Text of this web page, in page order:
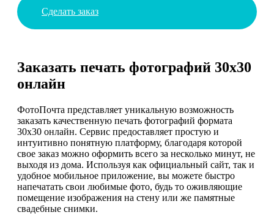
Сделать заказ
Заказать печать фотографий 30х30
онлайн
ФотоПочта представляет уникальную возможность
заказать качественную печать фотографий формата
30х30 онлайн. Сервис предоставляет простую и
интуитивно понятную платформу, благодаря которой
свое заказ можно оформить всего за несколько минут, не
выходя из дома. Используя как официальный сайт, так и
удобное мобильное приложение, вы можете быстро
напечатать свои любимые фото, будь то оживляющие
помещение изображения на стену или же памятные
свадебные снимки.